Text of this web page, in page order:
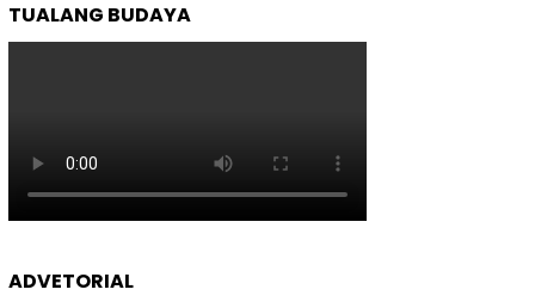
TUALANG BUDAYA
ADVETORIAL